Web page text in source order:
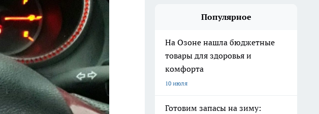
Популярное
На Озоне нашла бюджетные
товары для здоровья и
комфорта
10 июля
Готовим запасы на зиму: